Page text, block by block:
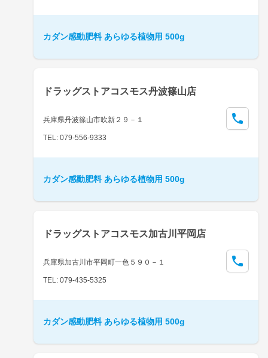
カダン感動肥料 あらゆる植物用 500g
ドラッグストアコスモス丹波篠山店
兵庫県丹波篠山市吹新２９－１
TEL: 079-556-9333
カダン感動肥料 あらゆる植物用 500g
ドラッグストアコスモス加古川平岡店
兵庫県加古川市平岡町一色５９０－１
TEL: 079-435-5325
カダン感動肥料 あらゆる植物用 500g